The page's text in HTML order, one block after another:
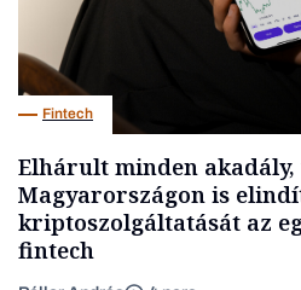
Fintech
Elhárult minden
Magyarországon is
kriptoszolgáltatását az
fintech